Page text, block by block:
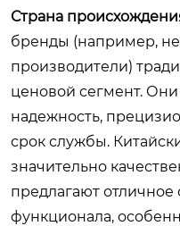
Страна
бренды (например,
производители)
ценовой сегмент.
надежность,
срок службы.
значительно
предлагают
функционала,